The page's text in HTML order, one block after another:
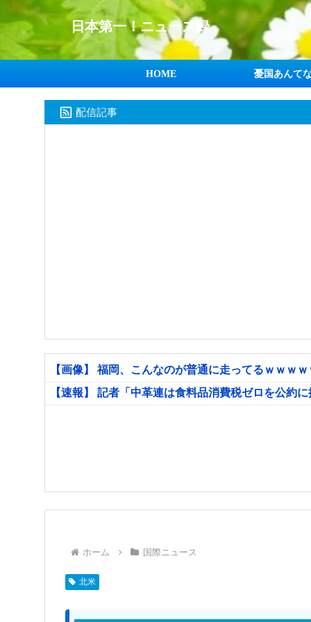
日本第一！ニュース録
HOME 憂国あんて
配信記事
【画像】 福岡、こんなのが普通に走ってるｗｗｗ
【速報】 記者「中革連は食料品消費税ゼロを公約
ホーム 国際ニュース
北米